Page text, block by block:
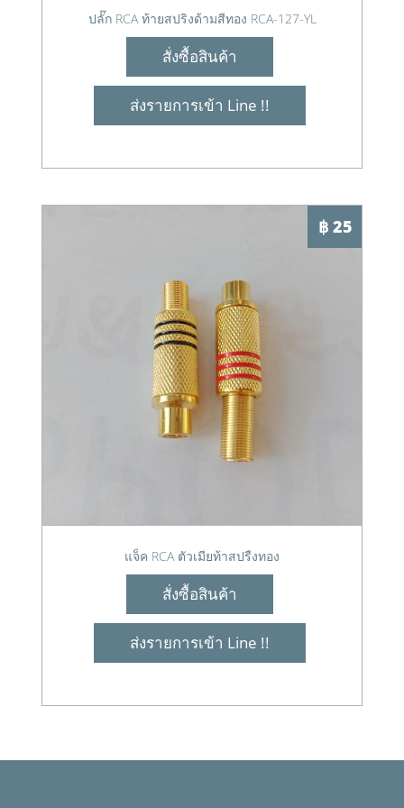
ปลั๊ก RCA ท้ายสปริงด้ามสีทอง RCA-127-YL
สั่งซื้อสินค้า
ส่งรายการเข้า Line !!
฿ 25
แจ็ค RCA ตัวเมียท้าสปรืงทอง
สั่งซื้อสินค้า
ส่งรายการเข้า Line !!